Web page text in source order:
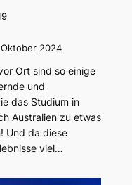
2024
Ort sind so einige
und
das Studium in
Australien zu etwas
Und da diese
viel…